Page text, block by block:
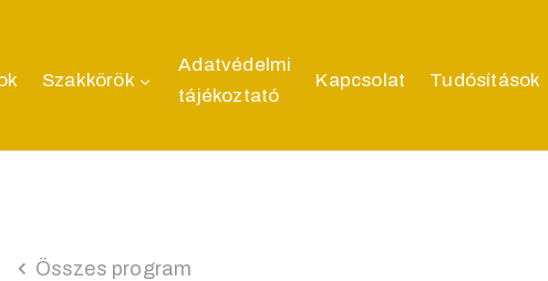
Szakkörök
Adatvédelmi
tájékoztató
Kapcsolat Tudósítások
Összes program